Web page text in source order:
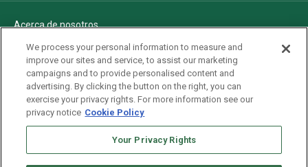
Acerca de nosotros
Politica de privacidad
Pautas Editoriales
AdChoices
Advertise with us
Newsletters
We process your personal information to measure and
improve our sites and service, to assist our marketing
campaigns and to provide personalised content and
advertising. By clicking the button on the right, you can
exercise your privacy rights. For more information see our
privacy notice Cookie Policy
Your Privacy Rights